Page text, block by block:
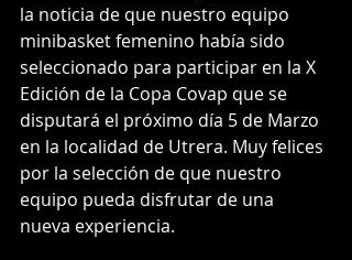
la noticia de que nuestro equipo
minibasket femenino había sido
seleccionado para participar en la X
Edición de la Copa Covap que se
disputará el próximo día 5 de Marzo
en la localidad de Utrera. Muy felices
por la selección de que nuestro
equipo pueda disfrutar de una
nueva experiencia.